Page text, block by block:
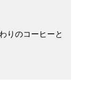
りのコーヒーと